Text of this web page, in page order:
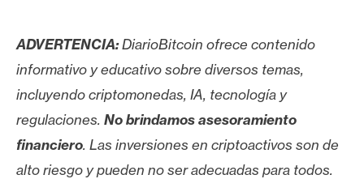
ADVERTENCIA:DiarioBitcoin ofrece contenido
informativo y educativo sobre diversos temas,
incluyendo criptomonedas, IA, tecnología y
regulaciones. No brindamos asesoramiento
financiero. Las inversiones en criptoactivos son de
alto riesgo y pueden no ser adecuadas para todos.